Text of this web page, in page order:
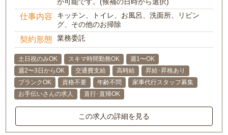
が可能です。(候補の日時から選択)
仕事内容
キッチン、トイレ、お風呂、洗面所、リビン
グ、その他のお掃除
契約形態 業務委託
土日祝のみOK スキマ時間勤務OK
週1〜OK
週2〜3日からOK
交通費支給 高時給
昇給･昇格あり
ブランクOK
資格不要 年齢不問
家事代行スタッフ募集
お手伝いさんの求人
直行･直帰OK
この求人の詳細を見る